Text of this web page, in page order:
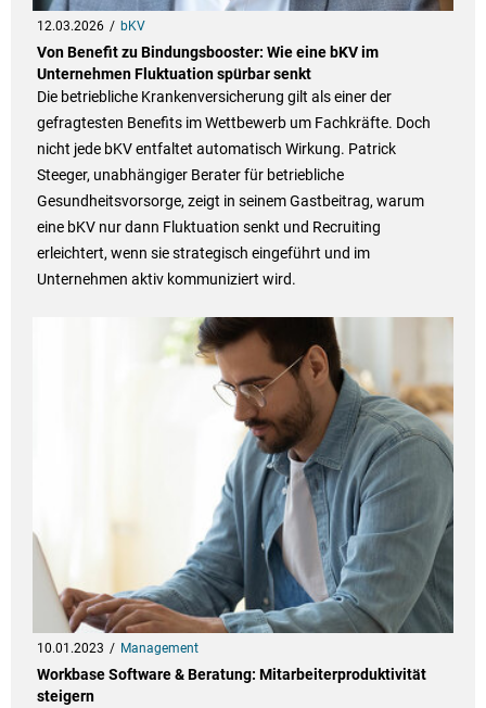
12.03.2026 bKV
Von Benefit zu Bindungsbooster: Wie eine bKV im
Unternehmen Fluktuation spürbar senkt
Die betriebliche Krankenversicherung gilt als einer der
gefragtesten Benefits im Wettbewerb um Fachkräfte. Doch
nicht jede bKV entfaltet automatisch Wirkung. Patrick
Steeger, unabhängiger Berater für betriebliche
Gesundheitsvorsorge, zeigt in seinem Gastbeitrag, warum
eine bKV nur dann Fluktuation senkt und Recruiting
erleichtert, wenn sie strategisch eingeführt und im
Unternehmen aktiv kommuniziert wird.
10.01.2023 Management
Workbase Software & Beratung: Mitarbeiterproduktivität
steigern